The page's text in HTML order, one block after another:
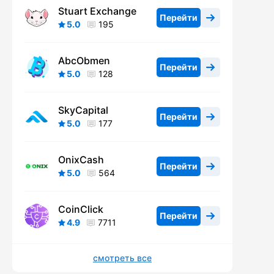
Stuart Exchange
5.0 195
Перейти
AbcObmen
5.0 128
Перейти
SkyCapital
5.0 177
Перейти
OnixCash
5.0 564
Перейти
CoinClick
4.9 7711
Перейти
смотреть все